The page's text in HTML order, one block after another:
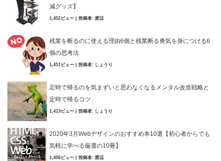
減グッズ】
1,452ビュー 投稿者: 渡辺
残業を断るのに使える理由6個と残業断る勇気を身につける6
個の思考法
1,451ビュー 投稿者: しょうり
定時で帰るのを気まずいと思わなくなるメンタル改造戦略と
定時で帰るコツ
1,413ビュー 投稿者: しょうり
2020年3月Webデザインのおすすめ本10選【初心者からでも
気軽に学べる厳選の10冊】
1,406ビュー 投稿者: 渡辺